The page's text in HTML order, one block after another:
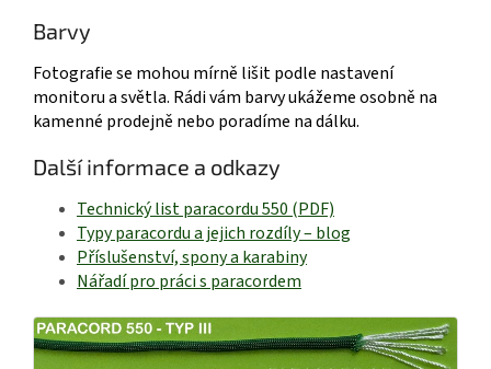
Barvy
Fotografie se mohou mírně lišit podle nastavení
monitoru a světla. Rádi vám barvy ukážeme osobně na
kamenné prodejně nebo poradíme na dálku.
Další informace a odkazy
Technický list paracordu 550 (PDF)
Typy paracordu a jejich rozdíly – blog
Příslušenství, spony a karabiny
Nářadí pro práci s paracordem